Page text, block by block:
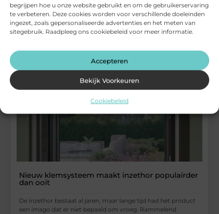
begrijpen hoe u onze website gebruikt en om de gebruikerservaring
te verbeteren. Deze cookies worden voor verschillende doeleinden
ingezet, zoals gepersonaliseerde advertenties en het meten van
sitegebruik. Raadpleeg ons cookiebeleid voor meer informatie.
Accepteren
Bekijk Voorkeuren
Cookiebeleid
...
Woning En Tuin
Nieuw klemsysteem maakt inzethor populairder
dan ooit
De inzethor bestaat al jaren, maar lange tijd had het product
een imago dat er niet bepaald om vroeg. Rammelend